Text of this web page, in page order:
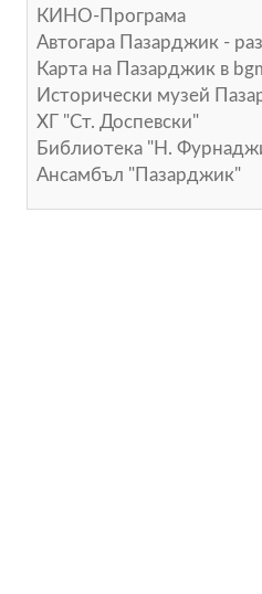
КИНО-Програма
Автогара Пазарджик -
Карта на Пазарджик в
Исторически музей
ХГ "Ст. Доспевски"
Библиотека "Н.
Ансамбъл "Пазарджик"